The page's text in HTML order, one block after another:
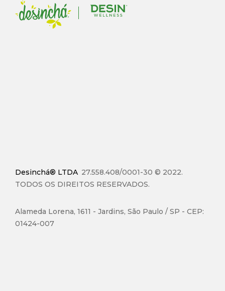
Desinchá® LTDA 27.558.408/0001-30 © 2022.
TODOS OS DIREITOS RESERVADOS.
Alameda Lorena, 1611 - Jardins, São Paulo / SP - CEP:
01424-007